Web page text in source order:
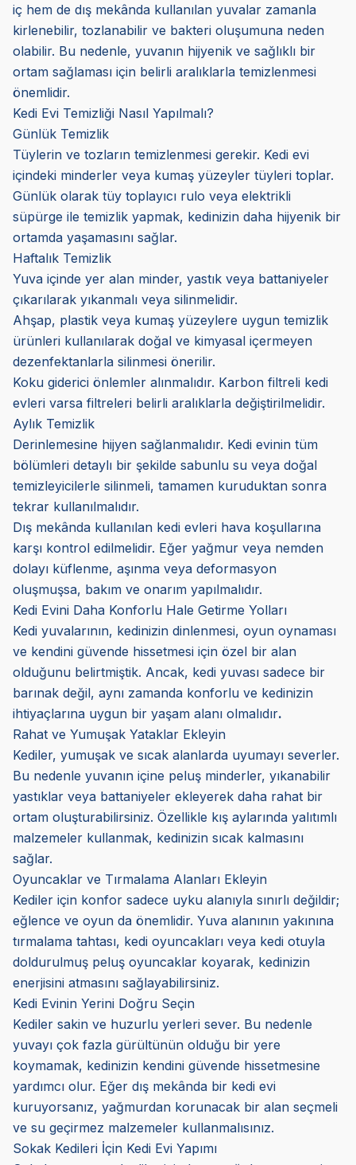
iç hem de dış mekânda kullanılan yuvalar zamanla
kirlenebilir, tozlanabilir ve bakteri oluşumuna neden
olabilir. Bu nedenle, yuvanın hijyenik ve sağlıklı bir
ortam sağlaması için belirli aralıklarla temizlenmesi
önemlidir.
Kedi Evi Temizliği Nasıl Yapılmalı?
Günlük Temizlik
Tüylerin ve tozların temizlenmesi gerekir. Kedi evi
içindeki minderler veya kumaş yüzeyler tüyleri toplar.
Günlük olarak tüy toplayıcı rulo veya elektrikli
süpürge ile temizlik yapmak, kedinizin daha hijyenik bir
ortamda yaşamasını sağlar.
Haftalık Temizlik
Yuva içinde yer alan minder, yastık veya battaniyeler
çıkarılarak yıkanmalı veya silinmelidir.
Ahşap, plastik veya kumaş yüzeylere uygun temizlik
ürünleri kullanılarak doğal ve kimyasal içermeyen
dezenfektanlarla silinmesi önerilir.
Koku giderici önlemler alınmalıdır. Karbon filtreli kedi
evleri varsa filtreleri belirli aralıklarla değiştirilmelidir.
Aylık Temizlik
Derinlemesine hijyen sağlanmalıdır. Kedi evinin tüm
bölümleri detaylı bir şekilde sabunlu su veya doğal
temizleyicilerle silinmeli, tamamen kuruduktan sonra
tekrar kullanılmalıdır.
Dış mekânda kullanılan kedi evleri hava koşullarına
karşı kontrol edilmelidir. Eğer yağmur veya nemden
dolayı küflenme, aşınma veya deformasyon
oluşmuşsa, bakım ve onarım yapılmalıdır.
Kedi Evini Daha Konforlu Hale Getirme Yolları
Kedi yuvalarının, kedinizin dinlenmesi, oyun oynaması
ve kendini güvende hissetmesi için özel bir alan
olduğunu belirtmiştik. Ancak, kedi yuvası sadece bir
barınak değil, aynı zamanda konforlu ve kedinizin
ihtiyaçlarına uygun bir yaşam alanı olmalıdır.
Rahat ve Yumuşak Yataklar Ekleyin
Kediler, yumuşak ve sıcak alanlarda uyumayı severler.
Bu nedenle yuvanın içine peluş minderler, yıkanabilir
yastıklar veya battaniyeler ekleyerek daha rahat bir
ortam oluşturabilirsiniz. Özellikle kış aylarında yalıtımlı
malzemeler kullanmak, kedinizin sıcak kalmasını
sağlar.
Oyuncaklar ve Tırmalama Alanları Ekleyin
Kediler için konfor sadece uyku alanıyla sınırlı değildir;
eğlence ve oyun da önemlidir. Yuva alanının yakınına
tırmalama tahtası, kedi oyuncakları veya kedi otuyla
doldurulmuş peluş oyuncaklar koyarak, kedinizin
enerjisini atmasını sağlayabilirsiniz.
Kedi Evinin Yerini Doğru Seçin
Kediler sakin ve huzurlu yerleri sever. Bu nedenle
yuvayı çok fazla gürültünün olduğu bir yere
koymamak, kedinizin kendini güvende hissetmesine
yardımcı olur. Eğer dış mekânda bir kedi evi
kuruyorsanız, yağmurdan korunacak bir alan seçmeli
ve su geçirmez malzemeler kullanmalısınız.
Sokak Kedileri İçin Kedi Evi Yapımı